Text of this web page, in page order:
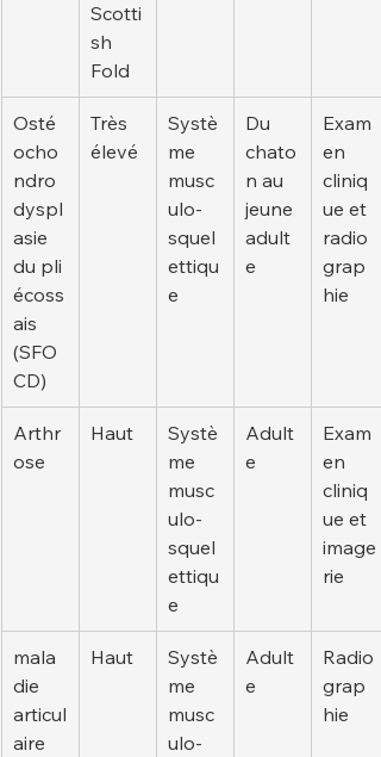
Scotti
sh
Fold
Osté
ocho
ndro
dyspl
asie
du pli
écoss
ais
(SFO
CD)
Très
élevé
Systè
me
musc
ulo-
squel
ettiqu
e
Du
chato
n au
jeune
adult
e
Exam
en
cliniq
ue et
radio
grap
hie
Arthr
ose
Haut
Systè
me
musc
ulo-
squel
ettiqu
e
Adult
e
Exam
en
cliniq
ue et
image
rie
mala
die
articul
aire
Haut
Systè
me
musc
ulo-
Adult
e
Radio
grap
hie